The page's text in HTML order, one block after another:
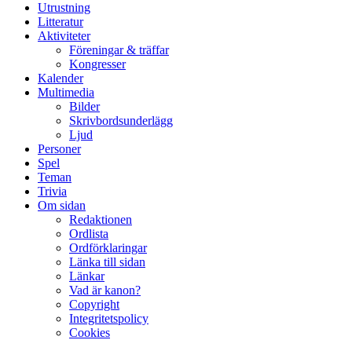
Utrustning
Litteratur
Aktiviteter
Föreningar & träffar
Kongresser
Kalender
Multimedia
Bilder
Skrivbordsunderlägg
Ljud
Personer
Spel
Teman
Trivia
Om sidan
Redaktionen
Ordlista
Ordförklaringar
Länka till sidan
Länkar
Vad är kanon?
Copyright
Integritetspolicy
Cookies